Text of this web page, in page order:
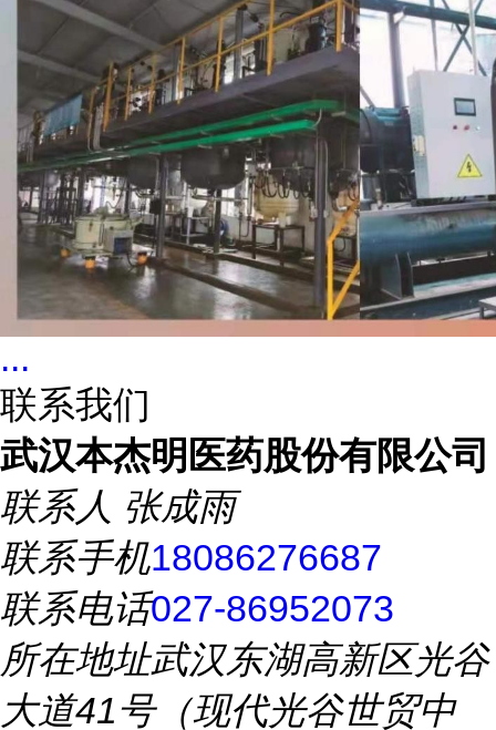
...
联系我们
武汉本杰明医药股份有限公司
联系人 张成雨
联系手机18086276687
联系电话027-86952073
所在地址武汉东湖高新区光谷
大道41号（现代光谷世贸中